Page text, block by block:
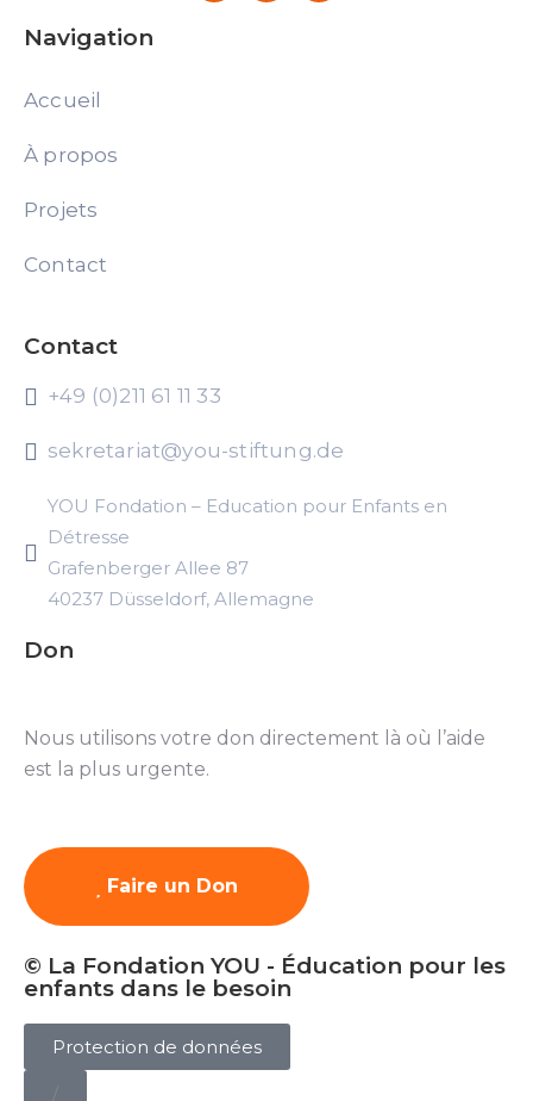
Navigation
Accueil
À propos
Projets
Contact
Contact
+49 (0)211 61 11 33
sekretariat@you-stiftung.de
YOU Fondation – Education pour Enfants en
Détresse
Grafenberger Allee 87
40237 Düsseldorf, Allemagne
Don
Nous utilisons votre don directement là où l’aide
est la plus urgente.
Faire un Don
© La Fondation YOU - Éducation pour les
enfants dans le besoin
Protection de données
/